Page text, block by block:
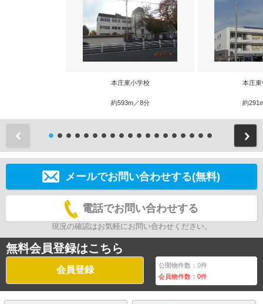
本庄東小学校
約593m／8分
本庄東
約
メールでお問い合わせする(無料)
電話でお問い合わせする
現況の確認はお気軽にお問い合わせください。
無料会員登録はこちら
会員登録 公開物件数：0件
会員物件数：0件